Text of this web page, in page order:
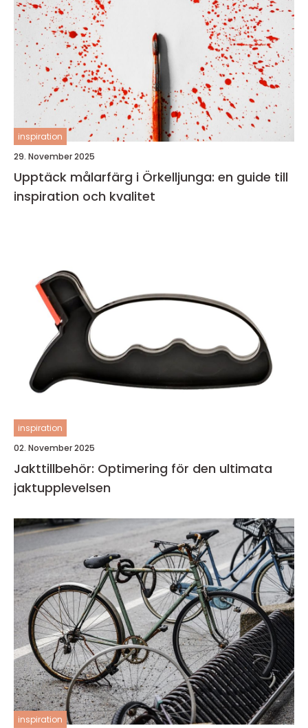
inspiration
29. November 2025
Upptäck målarfärg i Örkelljunga: en guide till
inspiration och kvalitet
inspiration
02. November 2025
Jakttillbehör: Optimering för den ultimata
jaktupplevelsen
inspiration